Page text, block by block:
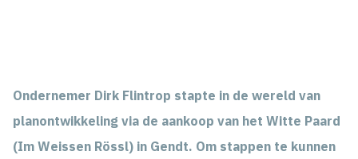
Ondernemer Dirk Flintrop stapte in de wereld van
planontwikkeling via de aankoop van het Witte Paard
(Im Weissen Rössl) in Gendt. Om stappen te kunnen